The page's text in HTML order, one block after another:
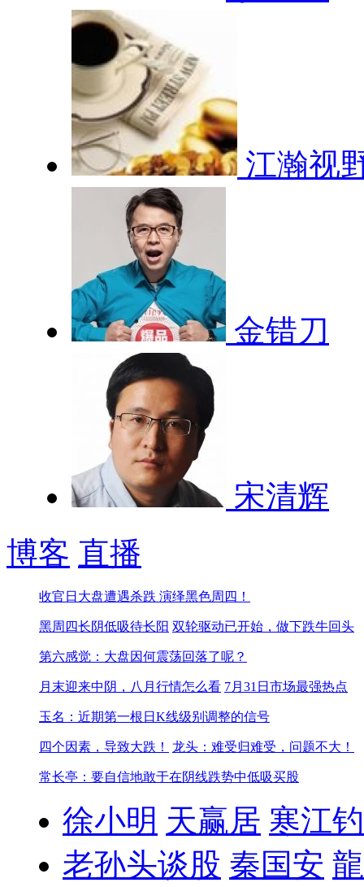
江瀚视
金错刀
宋清辉
博客 直播
收官日大盘遭遇杀跌 演绎黑色周四！
黑周四长阴低吸待长阳 双轮驱动已开始，做下跌牛回头
第六感觉：大盘因何震荡回落了呢？
月末迎来中阴，八月行情怎么看 7月31日市场最强热点
玉名：近期第一根日K线级别调整的信号
四个因素，导致大跌！ 龙头：难受归难受，问题不大！
常长亭：要自信地敢于在阴线跌势中低吸买股
徐小明 天赢居 寒江
老孙头谈股 秦国安